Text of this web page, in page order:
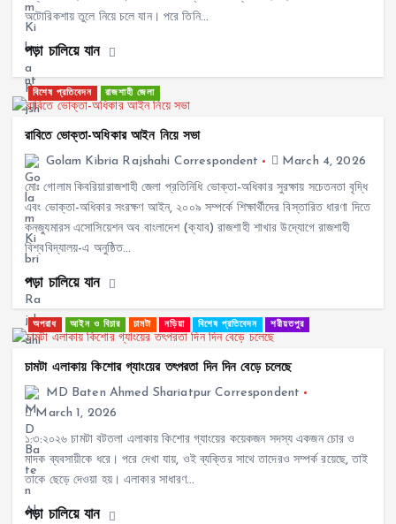
অটোরিকশায় তুলে নিয়ে চলে যান। পরে তিনি…
পড়া চালিয়ে যান
বিশেষ প্রতিবেদন রাজশাহী জেলা
রাবিতে ভোক্তা-অধিকার আইন নিয়ে সভা
Golam Kibria Rajshahi Correspondent
March 4, 2026
মোঃ গোলাম কিবরিয়ারাজশাহী জেলা প্রতিনিধি ভোক্তা-অধিকার সুরক্ষায় সচেতনতা বৃদ্ধি
এবং ভোক্তা-অধিকার সংরক্ষণ আইন, ২০০৯ সম্পর্কে শিক্ষার্থীদের বিস্তারিত ধারণা দিতে
কনজ্যুমারস এসোসিয়েশন অব বাংলাদেশ (ক্যাব) রাজশাহী শাখার উদ্যোগে রাজশাহী
বিশ্ববিদ্যালয়-এ অনুষ্ঠিত…
পড়া চালিয়ে যান
অপরাধ আইন ও বিচার চামটা নড়িয়া বিশেষ প্রতিবেদন শরীয়তপুর
চামটা এলাকায় কিশোর গ্যাংয়ের তৎপরতা দিন দিন বেড়ে চলেছে
MD Baten Ahmed Shariatpur Correspondent
March 1, 2026
১:৩:২০২৬ চামটা বটতলা এলাকায় কিশোর গ্যাংয়ের কয়েকজন সদস্য একজন চোর ও
মাদক ব্যবসায়ীকে ধরে। পরে দেখা যায়, ওই ব্যক্তির সাথে তাদেরও সম্পর্ক রয়েছে, তাই
তাকে ছেড়ে দেওয়া হয়। এলাকার সাধারণ…
পড়া চালিয়ে যান